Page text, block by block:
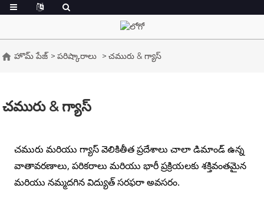
హొమ్ పేజ్ పరిష్కారాలు చమురు & గ్యాస్
చమురు & గ్యాస్
చమురు మరియు గ్యాస్ వెలికితీత ప్రదేశాలు చాలా డిమాండ్ ఉన్న
వాతావరణాలు, పరికరాలు మరియు భారీ ప్రక్రియలకు శక్తివంతమైన
మరియు నమ్మదగిన విద్యుత్ సరఫరా అవసరం.